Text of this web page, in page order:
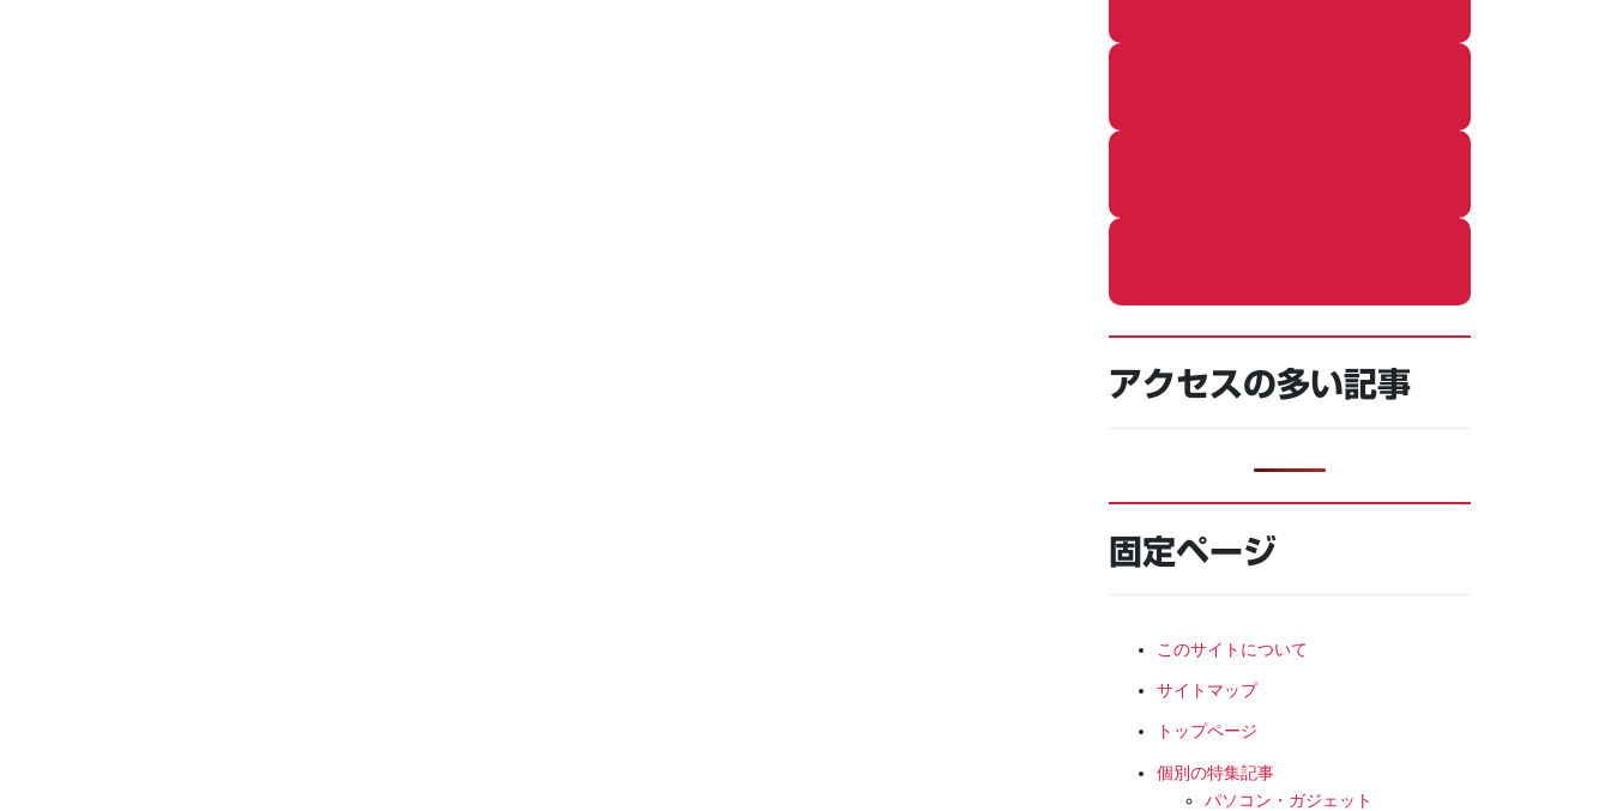
アクセスの多い記事
固定ページ
このサイトについて
サイトマップ
トップページ
個別の特集記事
パソコン・ガジェット